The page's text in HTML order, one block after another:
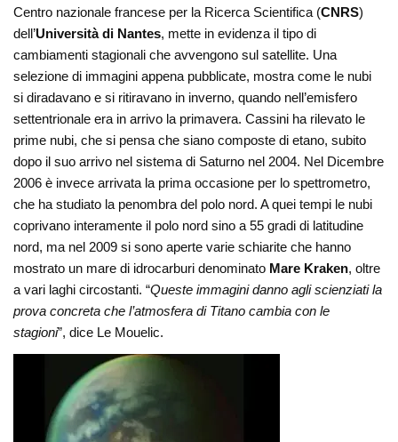
Centro nazionale francese per la Ricerca Scientifica (CNRS)
dell’Università di Nantes, mette in evidenza il tipo di
cambiamenti stagionali che avvengono sul satellite. Una
selezione di immagini appena pubblicate, mostra come le nubi
si diradavano e si ritiravano in inverno, quando nell’emisfero
settentrionale era in arrivo la primavera. Cassini ha rilevato le
prime nubi, che si pensa che siano composte di etano, subito
dopo il suo arrivo nel sistema di Saturno nel 2004. Nel Dicembre
2006 è invece arrivata la prima occasione per lo spettrometro,
che ha studiato la penombra del polo nord. A quei tempi le nubi
coprivano interamente il polo nord sino a 55 gradi di latitudine
nord, ma nel 2009 si sono aperte varie schiarite che hanno
mostrato un mare di idrocarburi denominato Mare Kraken, oltre
a vari laghi circostanti. “Queste immagini danno agli scienziati la
prova concreta che l’atmosfera di Titano cambia con le
stagioni”, dice Le Mouelic.